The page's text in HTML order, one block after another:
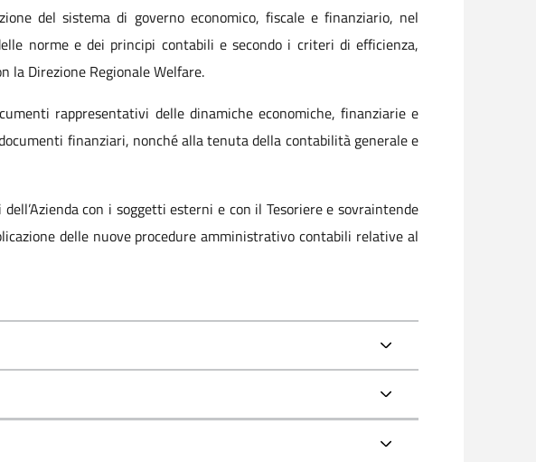
del sistema di governo economico, fiscale e finanziario, nel
norme e dei principi contabili e secondo i criteri di efficienza,
la Direzione Regionale Welfare.
rappresentativi delle dinamiche economiche, finanziarie e
finanziari, nonché alla tenuta della contabilità generale e
con i soggetti esterni e con il Tesoriere e sovraintende
delle nuove procedure amministrativo contabili relative al